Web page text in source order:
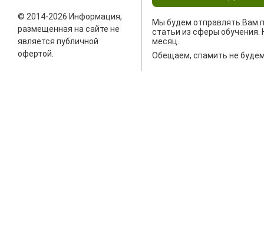
© 2014-2026 Информация,
размещенная на сайте не
является публичной
офертой.
Мы будем отправлять Вам
статьи из сферы обучения.
месяц.
Обещаем, спамить не